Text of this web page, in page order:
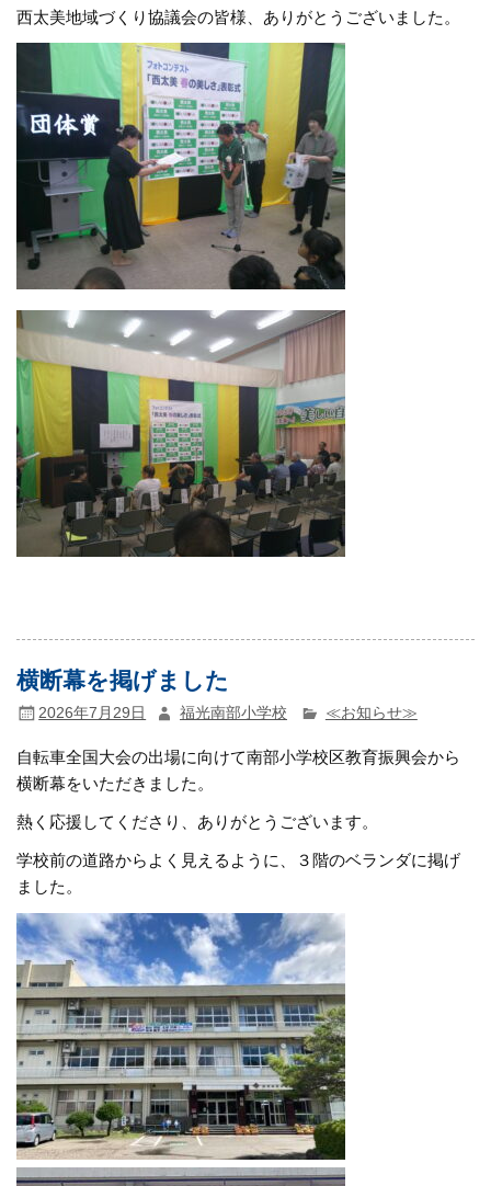
西太美地域づくり協議会の皆様、ありがとうございました。
横断幕を掲げました
2026年7月29日 福光南部小学校 ≪お知らせ≫
自転車全国大会の出場に向けて南部小学校区教育振興会から
横断幕をいただきました。
熱く応援してくださり、ありがとうございます。
学校前の道路からよく見えるように、３階のベランダに掲げ
ました。